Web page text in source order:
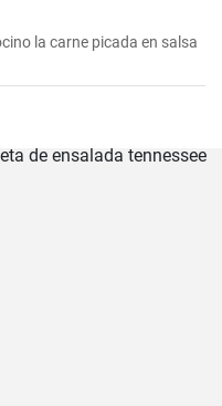
la carne picada en salsa